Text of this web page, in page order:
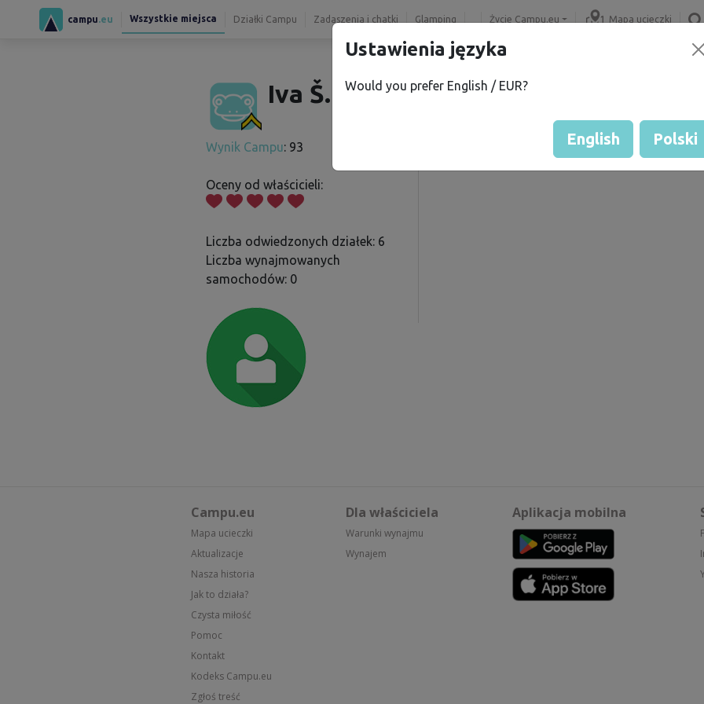
campu .eu Wszystkie miejsca Działki Campu Zadaszenia i chatki Glamping Życie Campu.eu Mapa ucieczki
Iva Š.
Wynik Campu: 93
Oceny od właścicieli:
Liczba odwiedzonych działek: 6
Liczba wynajmowanych
samochodów: 0
Campu.eu
Mapa ucieczki
Aktualizacje
Nasza historia
Jak to działa?
Czysta miłość
Pomoc
Kontakt
Kodeks Campu.eu
Zgłoś treść
Dla właściciela
Warunki wynajmu
Wynajem
Aplikacja mobilna
Ustawienia języka
Would you prefer English / EUR?
English Polski